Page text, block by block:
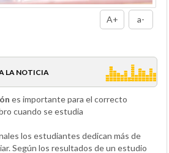
A+ a-
LA NOTICIA
es importante para el correcto
cuando se estudia
los estudiantes dedican más de
Según los resultados de un estudio